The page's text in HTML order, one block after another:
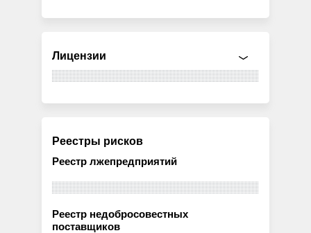
Лицензии
Реестры рисков
Реестр лжепредприятий
Реестр недобросовестных
поставщиков